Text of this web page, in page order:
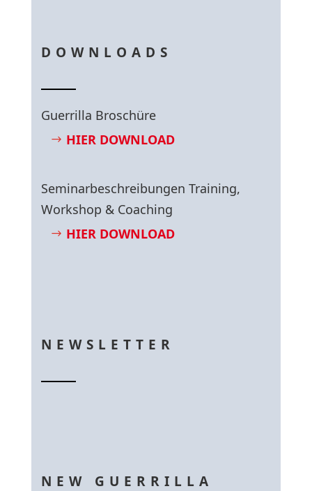
DOWNLOADS
Guerrilla Broschüre
HIER DOWNLOAD
Seminarbeschreibungen Training,
Workshop & Coaching
HIER DOWNLOAD
NEWSLETTER
NEW GUERRILLA